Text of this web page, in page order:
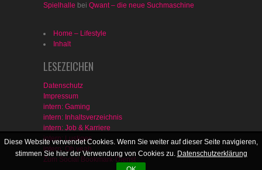
Spielhalle bei Qwant – die neue Suchmaschine
Home – Lifestyle
Inhalt
LESEZEICHEN
Datenschutz
Impressum
intern: Gaming
intern: Inhaltsverzeichnis
intern: Job & Karriere
intern: Lustiges
intern: Oh yeah
Zum Social Bookmark-Dienst
Diese Website verwendet Cookies. Wenn Sie weiter auf dieser Seite navigieren,
stimmen Sie hier der Verwendung von Cookies zu. Datenschutzerklärung